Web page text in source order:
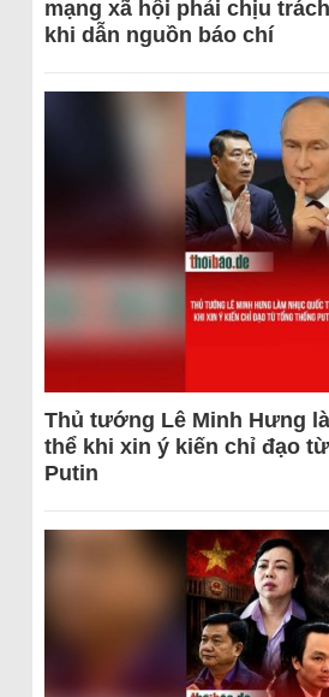
mạng xã hội phải chịu
khi dẫn nguồn báo chí
Thủ tướng Lê Minh Hưng
thể khi xin ý kiến chỉ đạo
Putin